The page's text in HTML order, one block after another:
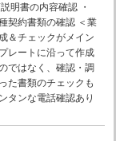
明書の内容確認 ・
契約書類の確認 ＜業
＆チェックがメイン
レートに沿って作成
ではなく、確認・調
た書類のチェックも
タンな電話確認あり